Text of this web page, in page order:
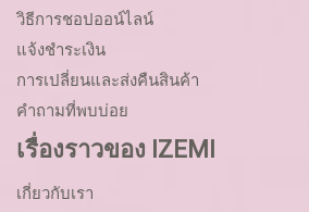
วิธีการชอปออน์ไลน์
แจ้งชำระเงิน
การเปลี่ยนและส่งคืนสินค้า
คำถามที่พบบ่อย
เรื่องราวของ IZEMI
เกี่ยวกับเรา